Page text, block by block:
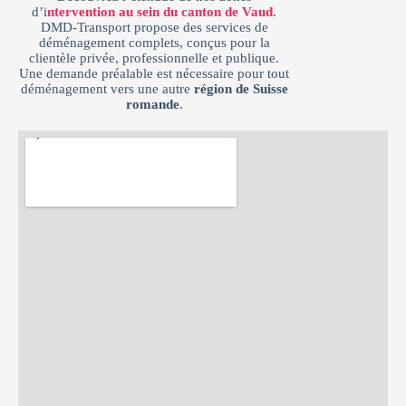
d’intervention au sein du canton de Vaud.
DMD-Transport propose des services de
déménagement complets, conçus pour la
clientèle privée, professionnelle et publique.
Une demande préalable est nécessaire pour tout
déménagement vers une autre région de Suisse
romande.